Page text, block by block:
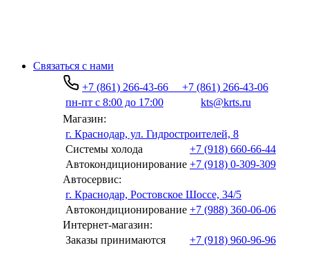
Связаться с нами
+7 (861) 266-43-66
+7 (861) 266-43-06
пн-пт с 8:00 до 17:00
kts@krts.ru
Магазин:
г. Краснодар, ул. Гидростроителей, 8
Системы холода
+7 (918) 660-66-44
Автокондиционирование +7 (918) 0-309-309
Автосервис:
г. Краснодар, Ростовское Шоссе, 34/5
Автокондиционирование +7 (988) 360-06-06
Интернет-магазин:
Заказы принимаются
+7 (918) 960-96-96